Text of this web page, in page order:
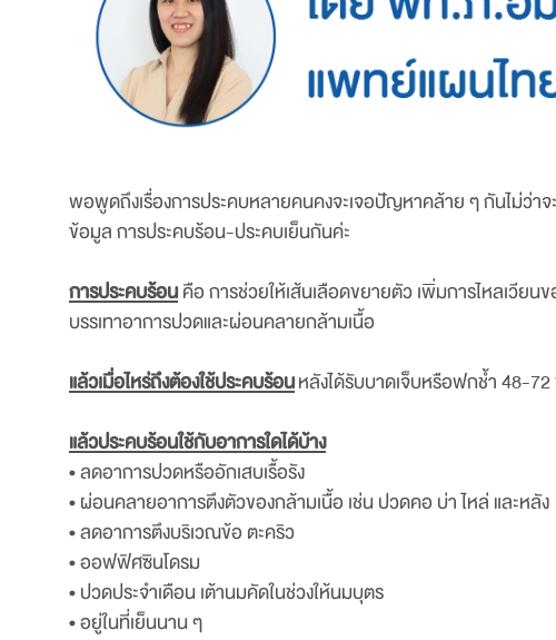
พอพูดถึงเรื่องการประคบหลายคนคงจะเจอปัญหาคล้าย ๆ กันไม่ว่าจ
ข้อมูล การประคบร้อน-ประคบเย็นกันค่ะ
การประคบร้อนคือ การช่วยให้เส้นเลือดขยายตัว เพิ่มการไหลเวียน
บรรเทาอาการปวดและผ่อนคลายกล้ามเนื้อ
แล้วเมื่อไหร่ถึงต้องใช้ประคบร้อนหลังได้รับบาดเจ็บหรือฟกช้ำ 48-
แล้วประคบร้อนใช้กับอาการใดได้บ้าง
• ลดอาการปวดหรืออักเสบเรื้อรัง
• ผ่อนคลายอาการตึงตัวของกล้ามเนื้อ เช่น ปวดคอ บ่า ไหล่ และหลัง
• ลดอาการตึงบริเวณข้อ ตะคริว
• ออฟฟิศซินโดรม
• ปวดประจำเดือน เต้านมคัดในช่วงให้นมบุตร
• อยู่ในที่เย็นนาน ๆ